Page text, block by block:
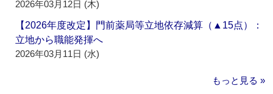
2026年03月12日 (木)
【2026年度改定】門前薬局等立地依存減算（▲15点）：
立地から職能発揮へ
2026年03月11日 (水)
もっと見る »